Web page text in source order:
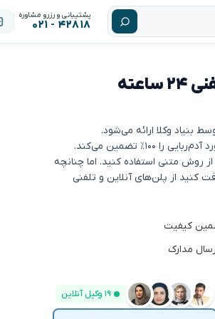
پشتیبانی و رزرو مشاوره
۴۲۸۱۸ - ۰۲۱
مشاوره حقوقی آدم‌ربایی: آنلاین و تلفنی ۲۴ ساعته
تضمین می‌کند.
روش متنی استفاده کنید. اما چنانچه
کنید از پلن‌های آنلاین و تلفنی
مدارک
۱۹ وکیل آنلاین